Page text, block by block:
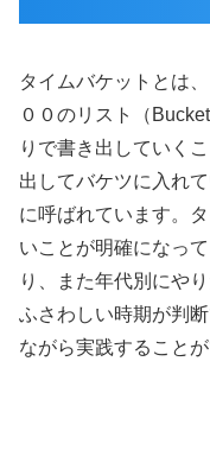
タイムバケットとは
００のリスト（
りで書き出していく
出してバケツに入れ
に呼ばれています。
いことが明確になっ
り、また年代別にや
ふさわしい時期が判
ながら実践することが